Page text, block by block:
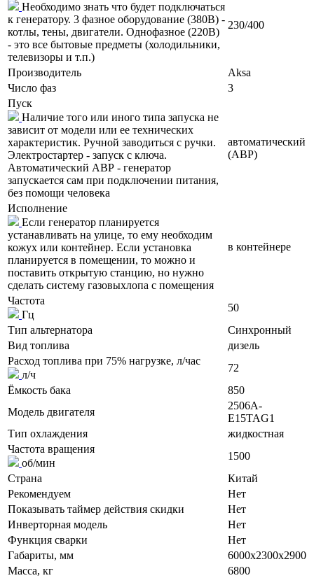
Необходимо знать что будет подключаться
к генератору. 3 фазное оборудование (380В) -
котлы, тены, двигатели. Однофазное (220В)
- это все бытовые предметы (холодильники,
телевизоры и т.п.)
230/400
Производитель
Aksa
Число фаз
3
Пуск
Наличие того или иного типа запуска не
зависит от модели или ее технических
характеристик. Ручной заводиться с ручки.
Электростартер - запуск с ключа.
Автоматический АВР - генератор
запускается сам при подключении питания,
без помощи человека
автоматический
(АВР)
Исполнение
Если генератор планируется
устанавливать на улице, то ему необходим
кожух или контейнер. Если установка
планируется в помещении, то можно и
поставить открытую станцию, но нужно
сделать систему газовыхлопа с помещения
в контейнере
Частота
Гц
50
Тип альтернатора
Синхронный
Вид топлива
дизель
Расход топлива при 75% нагрузке, л/час
л/ч
72
Ёмкость бака
850
Модель двигателя
2506A-
E15TAG1
Тип охлаждения
жидкостная
Частота вращения
об/мин
1500
Страна
Китай
Рекомендуем
Нет
Показывать таймер действия скидки
Нет
Инверторная модель
Нет
Функция сварки
Нет
Габариты, мм
6000x2300x2900
Масса, кг
6800